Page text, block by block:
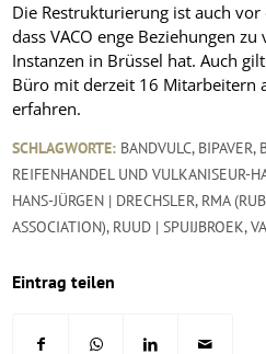
Die Restrukturierung ist auch
dass VACO enge Beziehungen
Instanzen in Brüssel hat. Auch
Büro mit derzeit 16 Mitarbeitern
erfahren.
SCHLAGWORTE: BANDVULC, BIPAVER,
REIFENHANDEL UND VULKANISEUR-
HANS-JÜRGEN | DRECHSLER, RMA
ASSOCIATION), RUUD | SPUIJBROEK,
Eintrag teilen